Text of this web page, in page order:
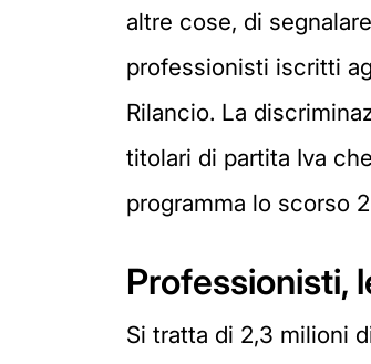
altre cose, di
professionisti iscritti
Rilancio. La
titolari di partita Iva
programma lo scorso
Professionisti,
Si tratta di 2,3 milioni